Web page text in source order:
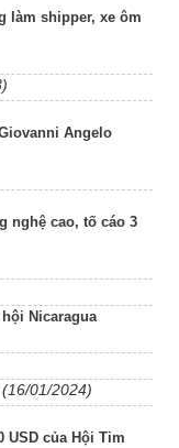
làm shipper, xe ôm
Angelo
nghệ cao, tố cáo 3
Nicaragua
(16/01/2024)
USD của Hội Tim